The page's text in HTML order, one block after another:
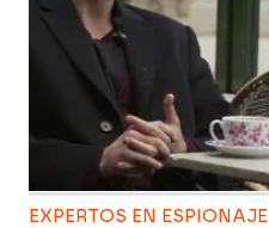
EXPERTOS EN ESPIONAJE